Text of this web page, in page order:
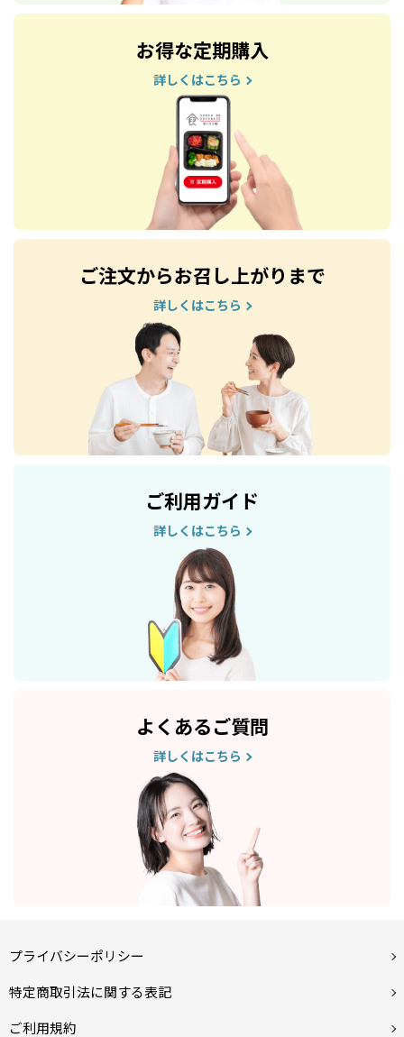
お得な定期購入
詳しくはこちら
ご注文からお召し上がりまで
詳しくはこちら
ご利用ガイド
詳しくはこちら
よくあるご質問
詳しくはこちら
プライバシーポリシー
特定商取引法に関する表記
ご利用規約